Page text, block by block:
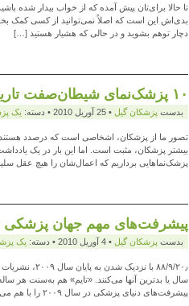
تا حالا برای‌تان پیش آمده که از خواب بیدار شده
بدی‌اش این است که اصلاً نمی‌توانید از کسی کمک
دچار توهم بشوید و در حالی که هشیار هستید […]
۱۰ پزشک‌نمای شیطان‌صفت تاریخ!/ دکتر علیرضا مجیدی
بدست پزشكان گيل • 25 آوریل 2010 • دسته: يک
تصور ما از پزشکان، اشخاصی است که درصدد هستند
بیشتر پزشکان، مثبت است. اما این بار در یک
پزشک‌نماهایی برداریم که اعمال‌شان را هیچ عقل
پیشرفت‌های مهم جهان پزشکی در سال ۲۰۰۹/ دکتر
بدست پزشكان گيل • 4 آوریل 2010 • دسته: يک
۸۸/۹/۲۰٫ با
سال یا بدترین آنها می‌کنند. «تایم» هم به‌سنت هر
پیشرفت‌های دنیای پزشکی در سال ۲۰۰۹ را با هم می‌خوانیم: ۱٫ راهبردهای […]